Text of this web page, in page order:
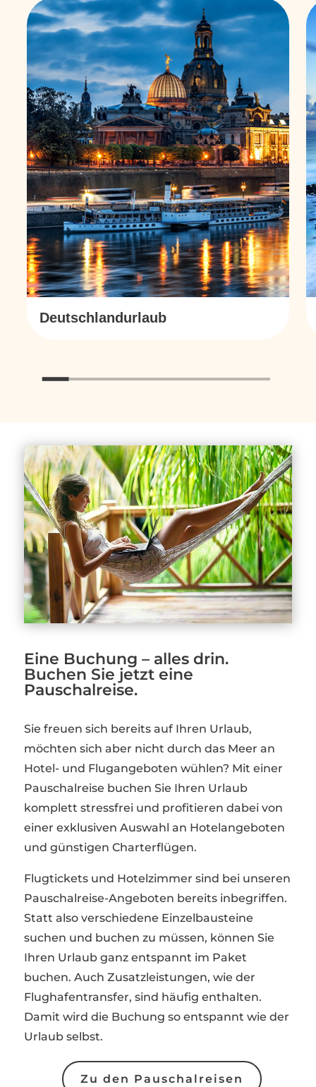
Deutschlandurlaub
Eine Buchung – alles drin.
Buchen Sie jetzt eine
Pauschalreise.
Sie freuen sich bereits auf Ihren Urlaub,
möchten sich aber nicht durch das Meer an
Hotel- und Flugangeboten wühlen? Mit einer
Pauschalreise buchen Sie Ihren Urlaub
komplett stressfrei und profitieren dabei von
einer exklusiven Auswahl an Hotelangeboten
und günstigen Charterflügen.
Flugtickets und Hotelzimmer sind bei unseren
Pauschalreise-Angeboten bereits inbegriffen.
Statt also verschiedene Einzelbausteine
suchen und buchen zu müssen, können Sie
Ihren Urlaub ganz entspannt im Paket
buchen. Auch Zusatzleistungen, wie der
Flughafentransfer, sind häufig enthalten.
Damit wird die Buchung so entspannt wie der
Urlaub selbst.
Zu den Pauschalreisen